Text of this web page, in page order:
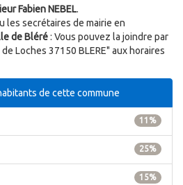
Fabien NEBEL.
les secrétaires de mairie en
de Bléré: Vous pouvez la joindre par
Loches 37150 BLERE" aux horaires
de cette commune
11%
25%
15%